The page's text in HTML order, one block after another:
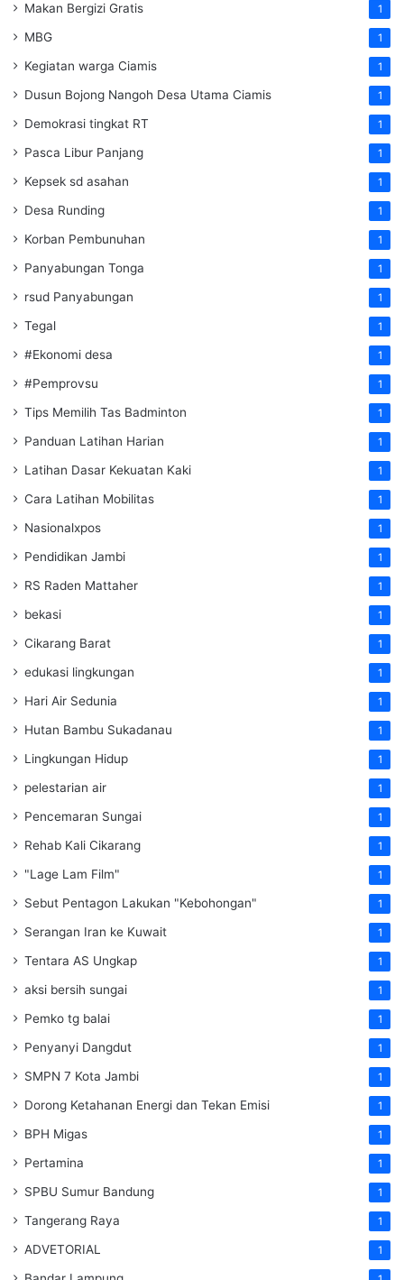
Makan Bergizi Gratis 1
MBG 1
Kegiatan warga Ciamis 1
Dusun Bojong Nangoh Desa Utama Ciamis 1
Demokrasi tingkat RT 1
Pasca Libur Panjang 1
Kepsek sd asahan 1
Desa Runding 1
Korban Pembunuhan 1
Panyabungan Tonga 1
rsud Panyabungan 1
Tegal 1
#Ekonomi desa 1
#Pemprovsu 1
Tips Memilih Tas Badminton 1
Panduan Latihan Harian 1
Latihan Dasar Kekuatan Kaki 1
Cara Latihan Mobilitas 1
Nasionalxpos 1
Pendidikan Jambi 1
RS Raden Mattaher 1
bekasi 1
Cikarang Barat 1
edukasi lingkungan 1
Hari Air Sedunia 1
Hutan Bambu Sukadanau 1
Lingkungan Hidup 1
pelestarian air 1
Pencemaran Sungai 1
Rehab Kali Cikarang 1
"Lage Lam Film" 1
Sebut Pentagon Lakukan "Kebohongan" 1
Serangan Iran ke Kuwait 1
Tentara AS Ungkap 1
aksi bersih sungai 1
Pemko tg balai 1
Penyanyi Dangdut 1
SMPN 7 Kota Jambi 1
Dorong Ketahanan Energi dan Tekan Emisi 1
BPH Migas 1
Pertamina 1
SPBU Sumur Bandung 1
Tangerang Raya 1
ADVETORIAL 1